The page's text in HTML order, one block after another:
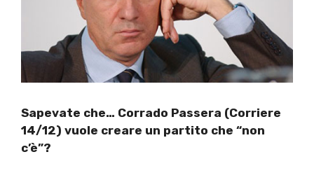
Sapevate che… Corrado Passera (Corriere
14/12) vuole creare un partito che “non
c’è”?